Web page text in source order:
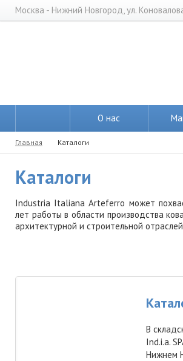
Москва - Нижний Новгород, ул.
О нас
Главная Каталоги
Каталоги
Industria Italiana Arteferro может
лет работы в области производства
архитектурной и строительной
В
Ind.i.a.
Нижнем